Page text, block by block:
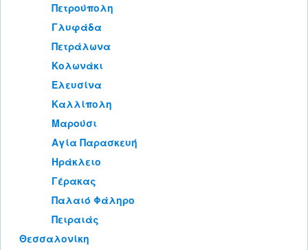
Πετρούπολη
Γλυφάδα
Πετράλωνα
Κολωνάκι
Ελευσίνα
Καλλίπολη
Μαρούσι
Αγία Παρασκευή
Ηράκλειο
Γέρακας
Παλαιό Φάληρο
Πειραιάς
Θεσσαλονίκη